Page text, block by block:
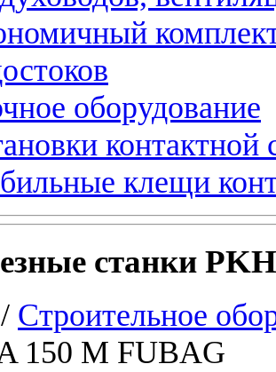
оборудование
клещи
станки
/ Строительное
150 M FUBAG